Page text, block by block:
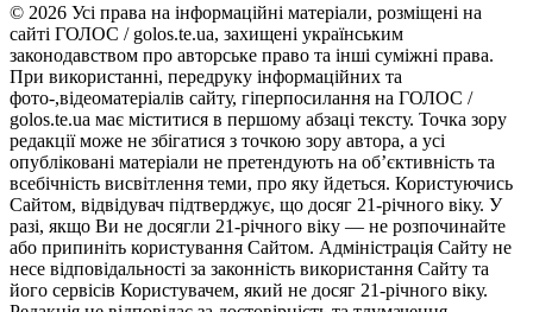
© 2026 Усі права на інформаційні матеріали, розміщені на
сайті ГОЛОС / golos.te.ua, захищені українським
законодавством про авторське право та інші суміжні права.
При використанні, передруку інформаційних та
фото-,відеоматеріалів сайту, гіперпосилання на ГОЛОС /
golos.te.ua має міститися в першому абзаці тексту. Точка зору
редакції може не збігатися з точкою зору автора, а усі
опубліковані матеріали не претендують на об’єктивність та
всебічність висвітлення теми, про яку йдеться. Користуючись
Сайтом, відвідувач підтверджує, що досяг 21-річного віку. У
разі, якщо Ви не досягли 21-річного віку — не розпочинайте
або припиніть користування Сайтом. Адміністрація Сайту не
несе відповідальності за законність використання Сайту та
його сервісів Користувачем, який не досяг 21-річного віку.